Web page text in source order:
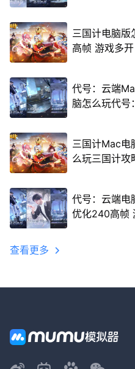
三国计电脑版
高帧 游戏多
代号：云端
脑怎么玩代号
三国计Mac电
么玩三国计攻
代号：云端电
优化240高帧
查看更多